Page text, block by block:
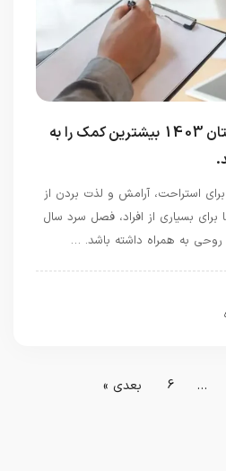
این 3 روانشناس در زمستان 1403 بیشترین کمک را به
استراحت، آرامش و لذت بردن از
بسیاری از افراد، فصل سرد سال
به همراه داشته باشد. …
…
6 بعدی »